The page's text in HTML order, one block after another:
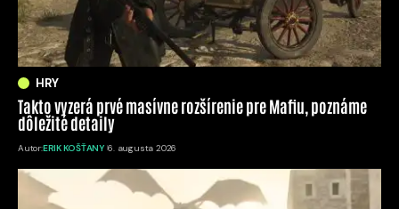
HRY
Takto vyzerá prvé masívne rozšírenie pre Mafiu, poznáme
dôležité detaily
Autor:ERIK KOŠŤANY 6. augusta 2026